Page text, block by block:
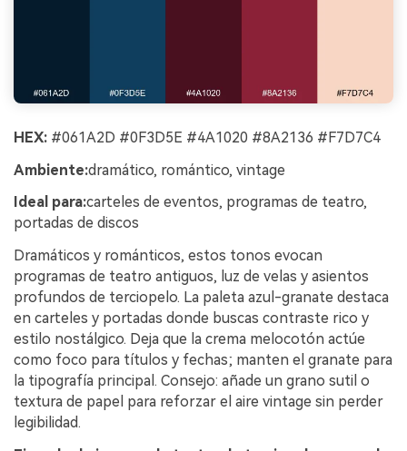
HEX: #061A2D #0F3D5E #4A1020 #8A2136 #F7D7C4
Ambiente:dramático, romántico, vintage
Ideal para:carteles de eventos, programas de teatro,
portadas de discos
Dramáticos y románticos, estos tonos evocan
programas de teatro antiguos, luz de velas y asientos
profundos de terciopelo. La paleta azul-granate destaca
en carteles y portadas donde buscas contraste rico y
estilo nostálgico. Deja que la crema melocotón actúe
como foco para títulos y fechas; manten el granate para
la tipografía principal. Consejo: añade un grano sutil o
textura de papel para reforzar el aire vintage sin perder
legibilidad.